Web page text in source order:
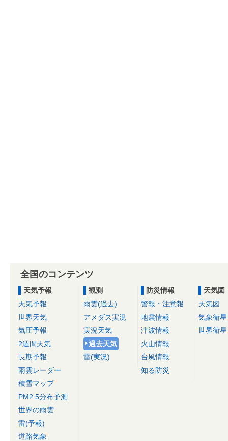
全国のコンテンツ
天気予報
天気予報
世界天気
気圧予報
2週間天気
長期予報
雨雲レーダー
積雪マップ
PM2.5分布予測
世界の雨雲
雷(予報)
道路気象
観測
雨雲(過去)
アメダス実況
実況天気
過去天気
雷(実況)
防災情報
警報・注意報
地震情報
津波情報
火山情報
台風情報
知る防災
天気図
天気図
気象衛星
世界衛星